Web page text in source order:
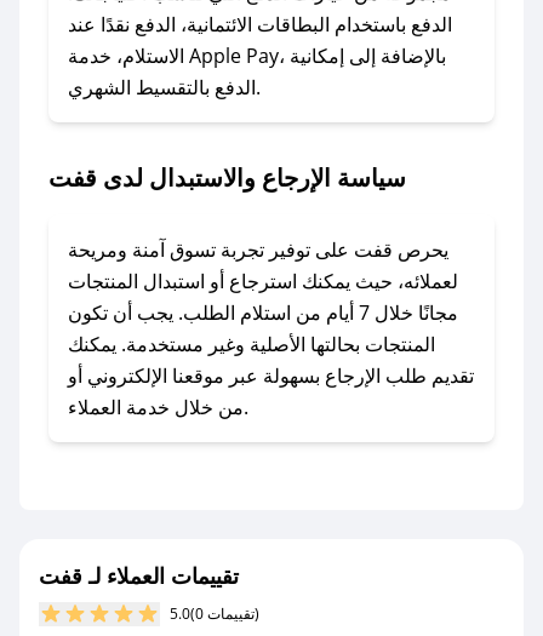
### ماذا أفعل إذا لم أجد كود خصم لمتجري
المفضل؟
في حال عدم توفر كوبونات لمتجرك المفضل، يمكنك
مراسلتنا مباشرة وسنعمل على توفير الكوبونات في
قفت؟
للحصول على كوبونات وخصومات حصرية، قم بما
يلي:
- اضغط على أيقونة متابعة لمتجر قفت في تطبيق
صحصح.
- تابع حسابنا الرسمي على تويتر وقم بتفعيل زر
مع صحصح، تسوق بذكاء ووفّر على كل مشترياتك مع
الدفع باستخدام البطاقات الائتمانية، الدفع نقدًا عند
الاستلام، خدمة Apple Pay، بالإضافة إلى إمكانية
الدفع بالتقسيط الشهري.
سياسة الإرجاع والاستبدال لدى قفت
يحرص قفت على توفير تجربة تسوق آمنة ومريحة
لعملائه، حيث يمكنك استرجاع أو استبدال المنتجات
مجانًا خلال 7 أيام من استلام الطلب. يجب أن تكون
المنتجات بحالتها الأصلية وغير مستخدمة. يمكنك
تقديم طلب الإرجاع بسهولة عبر موقعنا الإلكتروني أو
من خلال خدمة العملاء.
تقييمات العملاء لـ قفت
5.0 (0 تقييمات)